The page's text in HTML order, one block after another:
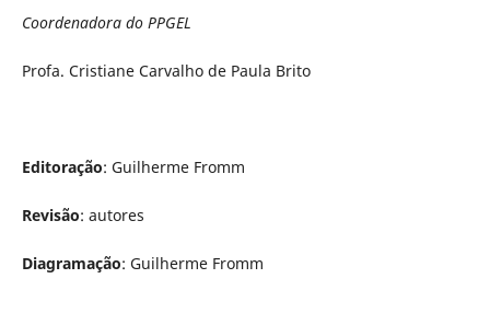
Coordenadora do PPGEL
Profa. Cristiane Carvalho de Paula Brito
Editoração: Guilherme Fromm
Revisão: autores
Diagramação: Guilherme Fromm